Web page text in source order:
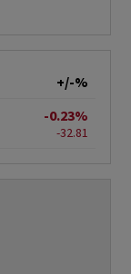
+/-%
-0.23%
-32.81